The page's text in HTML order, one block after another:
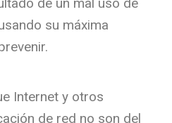
su máxima
Internet y otros
de red no son del